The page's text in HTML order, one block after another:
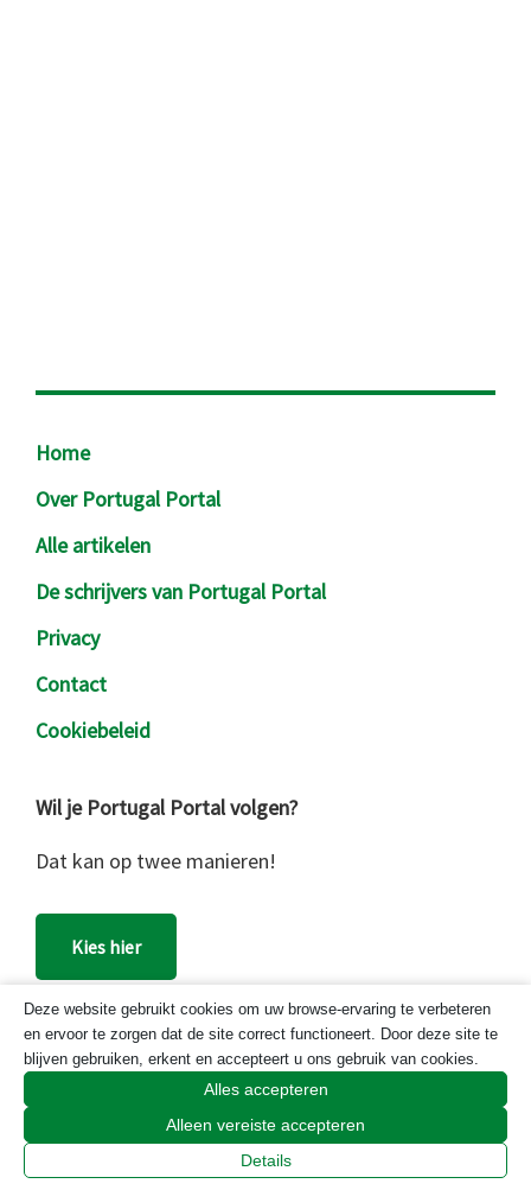
Footer
Home
Over Portugal Portal
Alle artikelen
De schrijvers van Portugal Portal
Privacy
Contact
Cookiebeleid
Wil je Portugal Portal volgen?
Dat kan op twee manieren!
Kies hier
Zoek
op
website
Portugal Portal
Deze website gebruikt cookies om uw browse-ervaring te verbeteren
en ervoor te zorgen dat de site correct functioneert. Door deze site te
blijven gebruiken, erkent en accepteert u ons gebruik van cookies.
Alles accepteren
Alleen vereiste accepteren
Details